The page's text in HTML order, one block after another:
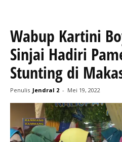
Wabup Kartini
Sinjai Hadiri
Stunting di
Penulis Jendral 2 - Mei 19, 2022